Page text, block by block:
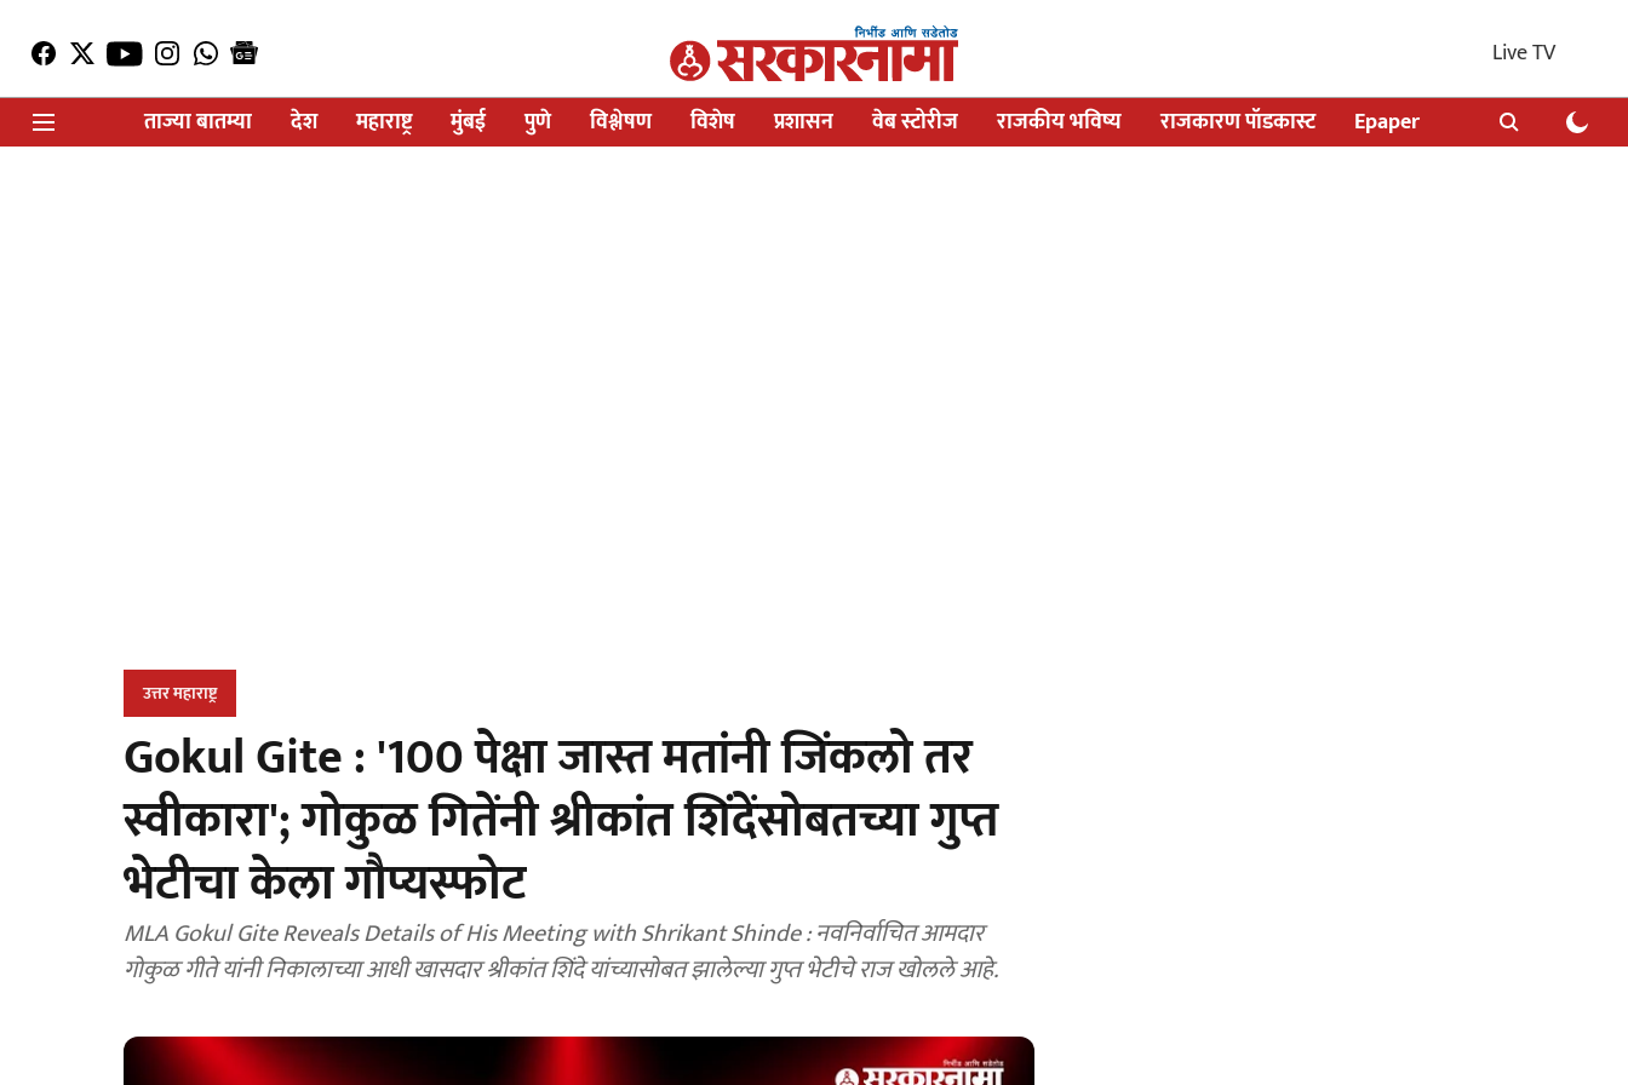
Live TV
ताज्या बातम्या
देश महाराष्ट्र मुंबई पुणे विश्लेषण विशेष प्रशासन वेब स्टोरीज राजकीय भविष्य राजकारण पॉडकास्ट Epaper
उत्तर महाराष्ट्र
Gokul Gite : '100 पेक्षा जास्त मतांनी जिंकलो तर
स्वीकारा'; गोकुळ गितेंनी श्रीकांत शिंदेंसोबतच्या गुप्त
भेटीचा केला गौप्यस्फोट
MLA Gokul Gite Reveals Details of His Meeting with Shrikant Shinde : नवनिर्वाचित आमदार
गोकुळ गीते यांनी निकालाच्या आधी खासदार श्रीकांत शिंदे यांच्यासोबत झालेल्या गुप्त भेटीचे राज खोलले आहे.